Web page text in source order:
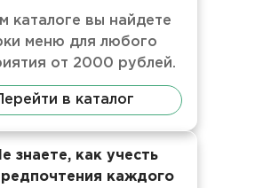
каталоге вы найдете
меню для любого
от 2000 рублей.
Перейти в каталог
знаете, как учесть
каждого